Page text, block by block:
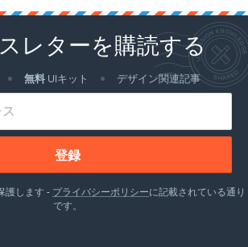
レターを購読する
無料UIキット デザイン関連記事
登録
護します - プライバシーポリシーに記載されている通り
です。